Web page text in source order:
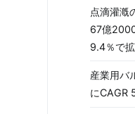
点滴灌漑
67億
9.4％で
産業用バ
にCAGR